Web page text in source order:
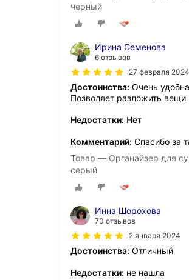
черный
Ирина Семенова
6 отзывов
27 февраля 2024
Достоинства: Очень
Позволяет разложить вещи
Недостатки: Нет
Комментарий: Спасибо за
Товар — Органайзер для
серый
Инна Шорохова
70 отзывов
2 января 2024
Достоинства: Отличный
Недостатки: не нашла